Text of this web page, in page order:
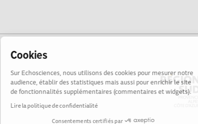
Cookies
Sur Echosciences, nous utilisons des cookies pour mesurer notre
audience, établir des statistiques mais aussi pour enrichir le site
de fonctionnalités supplémentaires (commentaires et widgets).
Lire la politique de confidentialité
Consentements certifiés par